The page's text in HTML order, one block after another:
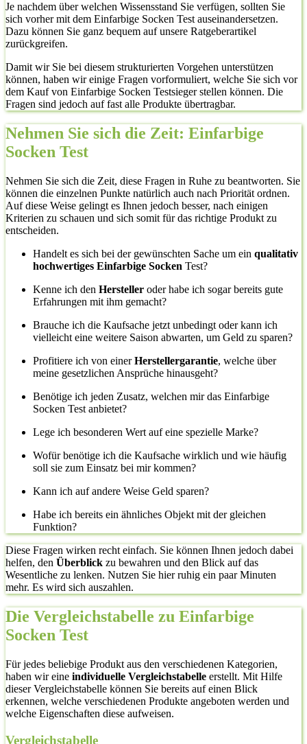
Je nachdem über welchen Wissensstand Sie verfügen, sollten Sie
sich vorher mit dem Einfarbige Socken Test auseinandersetzen.
Dazu können Sie ganz bequem auf unsere Ratgeberartikel
zurückgreifen.
Damit wir Sie bei diesem strukturierten Vorgehen unterstützen
können, haben wir einige Fragen vorformuliert, welche Sie sich vor
dem Kauf von Einfarbige Socken Testsieger stellen können. Die
Fragen sind jedoch auf fast alle Produkte übertragbar.
Nehmen Sie sich die Zeit: Einfarbige
Socken Test
Nehmen Sie sich die Zeit, diese Fragen in Ruhe zu beantworten. Sie
können die einzelnen Punkte natürlich auch nach Priorität ordnen.
Auf diese Weise gelingt es Ihnen jedoch besser, nach einigen
Kriterien zu schauen und sich somit für das richtige Produkt zu
entscheiden.
Handelt es sich bei der gewünschten Sache um ein qualitativ
hochwertiges Einfarbige Socken Test?
Kenne ich den Hersteller oder habe ich sogar bereits gute
Erfahrungen mit ihm gemacht?
Brauche ich die Kaufsache jetzt unbedingt oder kann ich
vielleicht eine weitere Saison abwarten, um Geld zu sparen?
Profitiere ich von einerHerstellergarantie, welche über
meine gesetzlichen Ansprüche hinausgeht?
Benötige ich jeden Zusatz, welchen mir das Einfarbige
Socken Test anbietet?
Lege ich besonderen Wert auf eine spezielle Marke?
Wofür benötige ich die Kaufsache wirklich und wie häufig
soll sie zum Einsatz bei mir kommen?
Kann ich auf andere Weise Geld sparen?
Habe ich bereits ein ähnliches Objekt mit der gleichen
Funktion?
Diese Fragen wirken recht einfach. Sie können Ihnen jedoch dabei
helfen, den Überblick zu bewahren und den Blick auf das
Wesentliche zu lenken. Nutzen Sie hier ruhig ein paar Minuten
mehr. Es wird sich auszahlen.
Die Vergleichstabelle zu Einfarbige
Socken Test
Für jedes beliebige Produkt aus den verschiedenen Kategorien,
haben wir eine individuelle Vergleichstabelle erstellt. Mit Hilfe
dieser Vergleichstabelle können Sie bereits auf einen Blick
erkennen, welche verschiedenen Produkte angeboten werden und
welche Eigenschaften diese aufweisen.
Vergleichstabelle